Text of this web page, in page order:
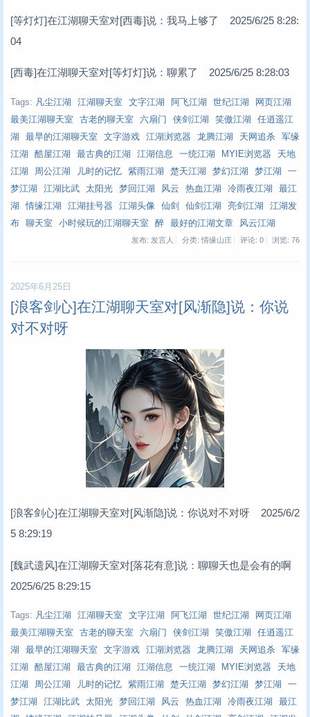
[等灯灯]在江湖聊天室对[西毒]说：我马上够了 2025/6/25 8:28:
04
[西毒]在江湖聊天室对[等灯灯]说：聊累了 2025/6/25 8:28:03
Tags: 凡尘江湖 江湖聊天室 文字江湖 阿飞江湖 世纪江湖
网页江湖
最美江湖聊天室
古老的聊天室 六扇门 侠剑江湖 笑傲江湖
任逍遥江
湖
最早的江湖聊天室 文字游戏 江湖浏览器 龙腾江湖 天网追杀
军缘
江湖
酷屋江湖 最古典的江湖 江湖信息 一统江湖 MYIE浏览器
天地
江湖
周公江湖 儿时的记忆 紫雨江湖 楚天江湖 梦幻江湖 梦江湖
一
梦江湖
江湖比武 太阳光 梦回江湖 风云 热血江湖 冷雨夜江湖
最江
湖
情缘江湖 江湖挂号器 江湖头像 仙剑 仙剑江湖 亮剑江湖
江湖发
布
聊天室 小时候玩的江湖聊天室 醉 最好的江湖文章 风云江湖
发布: 发言人 分类: 情缘山庄 评论: 0 浏览: 76
2025年6月25日
[浪客剑心]在江湖聊天室对[风渐隐]说：你说
对不对呀
[浪客剑心]在江湖聊天室对[风渐隐]说：你说对不对呀 2025/6/2
5 8:29:19
[魏武遗风]在江湖聊天室对[落花有意]说：聊聊天也是会有的啊
2025/6/25 8:29:15
Tags: 凡尘江湖 江湖聊天室 文字江湖 阿飞江湖 世纪江湖
网页江湖
最美江湖聊天室
古老的聊天室 六扇门 侠剑江湖 笑傲江湖
任逍遥江
湖
最早的江湖聊天室 文字游戏 江湖浏览器 龙腾江湖 天网追杀
军缘
江湖
酷屋江湖 最古典的江湖 江湖信息 一统江湖 MYIE浏览器
天地
江湖
周公江湖 儿时的记忆 紫雨江湖 楚天江湖 梦幻江湖 梦江湖
一
梦江湖
江湖比武 太阳光 梦回江湖 风云 热血江湖 冷雨夜江湖
最江